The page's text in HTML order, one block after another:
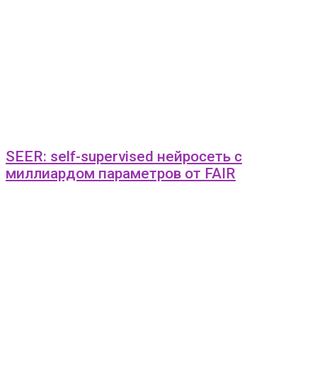
SEER: self-supervised нейросеть с
миллиардом параметров от FAIR